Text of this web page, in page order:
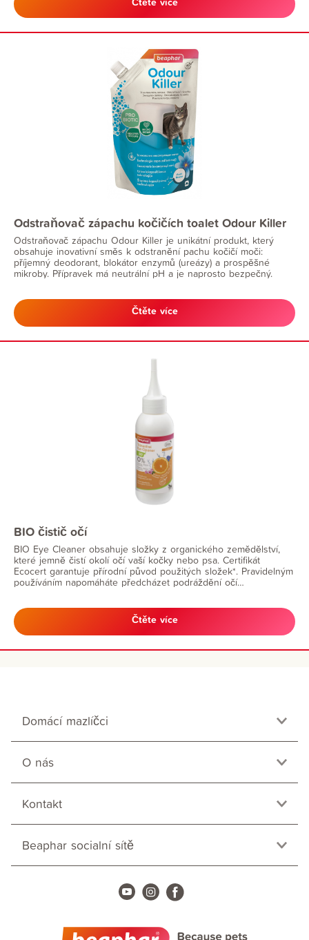
Odstraňovač zápachu kočičích toalet Odour Killer
Odstraňovač zápachu Odour Killer je unikátní produkt, který
obsahuje inovativní směs k odstranění pachu kočičí moči:
příjemný deodorant, blokátor enzymů (ureázy) a prospěšné
mikroby. Přípravek má neutrální pH a je naprosto bezpečný.
Čtěte více
BIO čistič očí
BIO Eye Cleaner obsahuje složky z organického zemědělství,
které jemně čistí okolí očí vaší kočky nebo psa. Certifikát
Ecocert garantuje přírodní původ použitých složek*. Pravidelným
používáním napomáháte předcházet podráždění očí
Čtěte více
Domácí mazlíčci
O nás
Kontakt
Beaphar socialní sítě